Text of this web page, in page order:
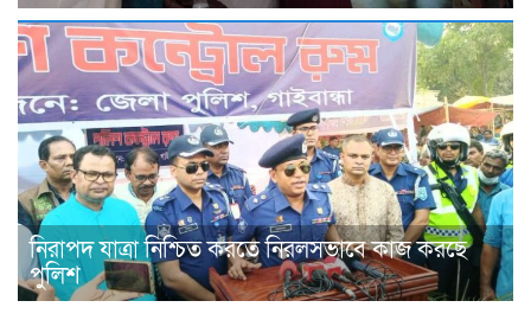
নিরাপদ যাত্রা নিশ্চিত করতে নিরলসভাবে কাজ করছে
পুলিশ